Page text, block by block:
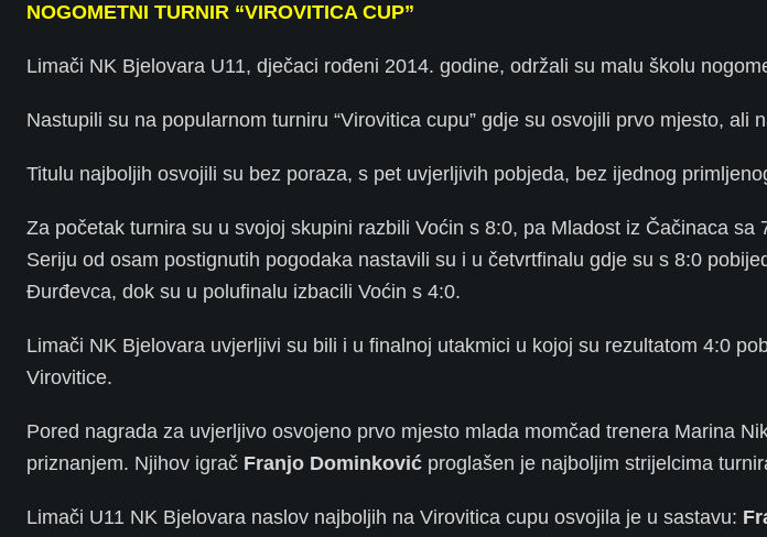
NOGOMETNI TURNIR “VIROVITICA CUP”
Limači NK Bjelovara U11, dječaci rođeni 2014. godine, održali su malu školu
Nastupili su na popularnom turniru “Virovitica cupu” gdje su osvojili prvo mjesto, ali
Titulu najboljih osvojili su bez poraza, s pet uvjerljivih pobjeda, bez ijednog
Za početak turnira su u svojoj skupini razbili Voćin s 8:0, pa Mladost iz Čačinaca sa
Seriju od osam postignutih pogodaka nastavili su i u četvrtfinalu gdje su s 8:0
Đurđevca, dok su u polufinalu izbacili Voćin s 4:0.
Limači NK Bjelovara uvjerljivi su bili i u finalnoj utakmici u kojoj su rezultatom 4:0
Virovitice.
Pored nagrada za uvjerljivo osvojeno prvo mjesto mlada momčad trenera Marina
priznanjem. Njihov igrač Franjo Dominković proglašen je najboljim strijelcima
Limači U11 NK Bjelovara naslov najboljih na Virovitica cupu osvojila je u sastavu: